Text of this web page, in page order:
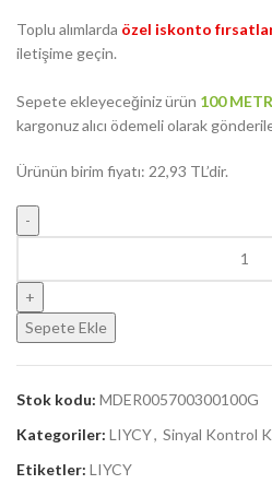
Toplu alımlarda özel iskonto
iletişime geçin.
Sepete ekleyeceğiniz ürün 100
kargonuz alıcı ödemeli olarak
Ürünün birim fiyatı: 22,93 TL’dir.
Sepete Ekle
Stok kodu: MDER005700300100G
Kategoriler: LIYCY, Sinyal Kontrol
Etiketler: LIYCY